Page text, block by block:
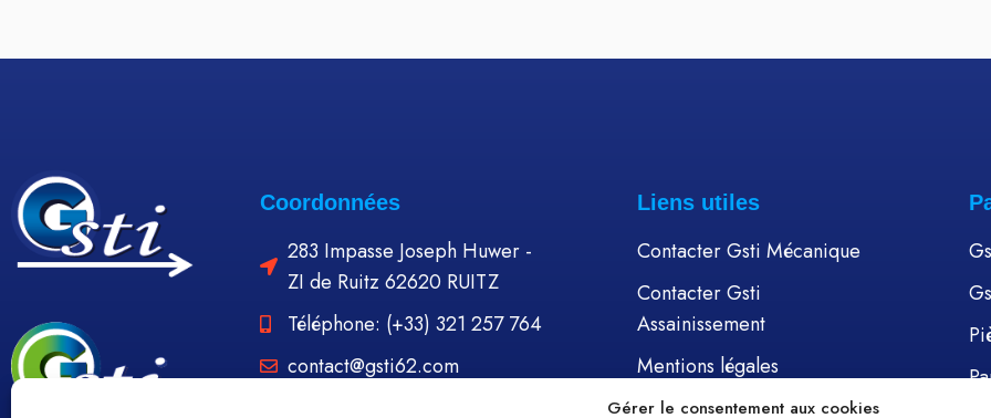
Gérer le consentement aux cookies
Coordonnées
283 Impasse Joseph Huwer -
ZI de Ruitz 62620 RUITZ
Téléphone: (+33) 321 257 764
contact@gsti62.com
Liens utiles
Contacter Gsti Mécanique
Contacter Gsti
Assainissement
Mentions légales
Politique de cookies (UE)